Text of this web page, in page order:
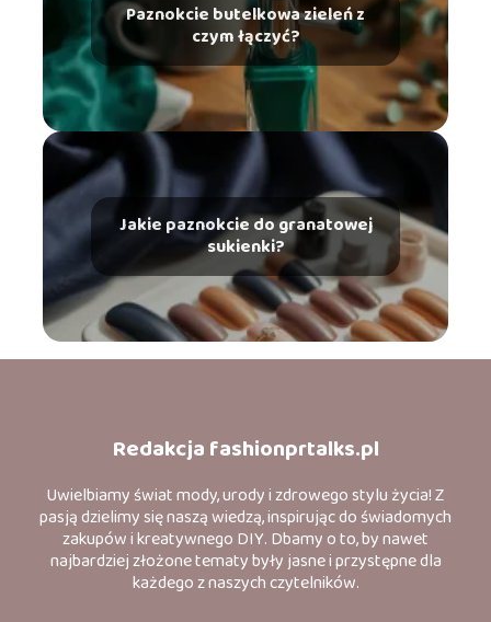
Paznokcie butelkowa zieleń z
czym łączyć?
Jakie paznokcie do granatowej
sukienki?
Redakcja fashionprtalks.pl
Uwielbiamy świat mody, urody i zdrowego stylu życia! Z
pasją dzielimy się naszą wiedzą, inspirując do świadomych
zakupów i kreatywnego DIY. Dbamy o to, by nawet
najbardziej złożone tematy były jasne i przystępne dla
każdego z naszych czytelników.